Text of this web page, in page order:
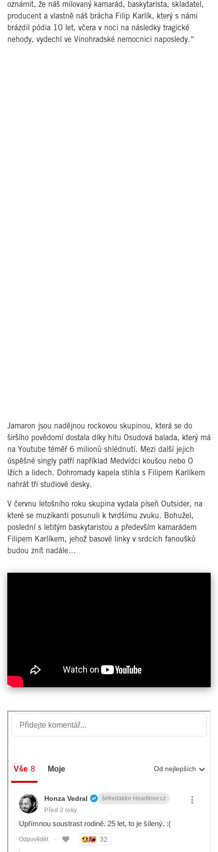
oznámit, že náš milovaný kamarád, baskytarista, skladatel,
producent a vlastně náš brácha Filip Karlík, který s námi
brázdil pódia 10 let, včera v noci na následky tragické
nehody, vydechl ve Vinohradské nemocnici naposledy.“
Jamaron jsou nadějnou rockovou skupinou, která se do
širšího povědomí dostala díky hitu Osudová balada, který má
na Youtube téměř 6 milionů shlédnutí. Mezi další jejich
úspěšné singly patří například Medvídci koušou nebo O
lžích a lidech. Dohromady kapela stihla s Filipem Karlíkem
nahrát tři studiové desky.
V červnu letošního roku skupina vydala píseň Outsider, na
které se muzikanti posunuli k tvrdšímu zvuku. Bohužel,
poslední s letitým baskytaristou a především kamarádem
Filipem Karlíkem, jehož basové linky v srdcích fanoušků
budou znít nadále…